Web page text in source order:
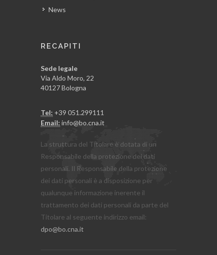
News
RECAPITI
Sede legale
Via Aldo Moro, 22
40127 Bologna
Tel: +39 051.299111
Email: info@bo.cna.it
La struttura del Titolare è dotata di un
Responsabile della protezione dei dati
personali. Il Responsabile della protezione
dei dati personali è a disposizione per
qualunque informazione inerente il
trattamento dei dati personali da parte del
Titolare al seguente indirizzo email:
dpo@bo.cna.it